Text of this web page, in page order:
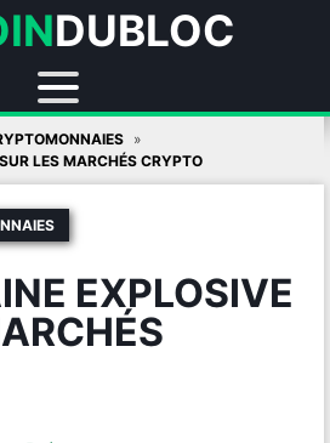
DUBLOC
LES MARCHÉS CRYPTO
EXPLOSIVE